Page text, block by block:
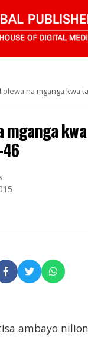
na mganga kwa
mganga
ambayo